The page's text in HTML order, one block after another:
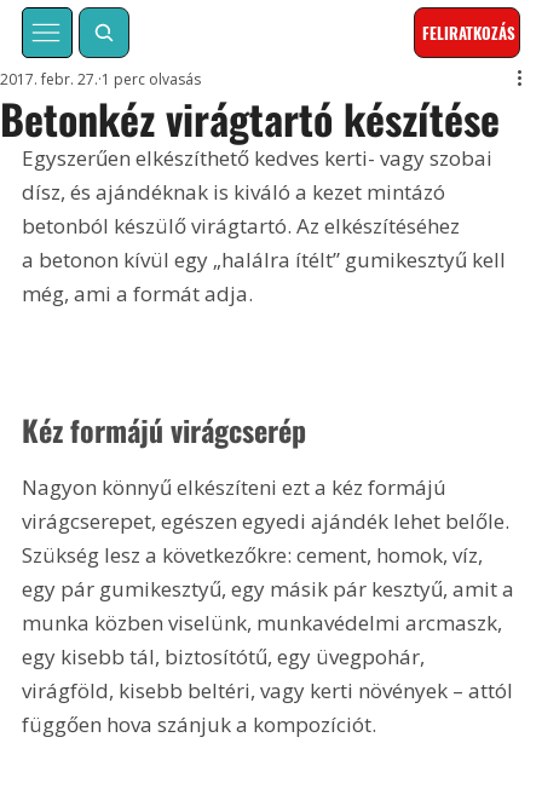
FELIRATKOZÁS
Betonkéz virágtartó készítése
2017. febr. 27. 1 perc olvasás
Egyszerűen elkészíthető kedves kerti- vagy szobai
dísz, és ajándéknak is kiváló a kezet mintázó
betonból készülő virágtartó. Az elkészítéséhez
a betonon kívül egy „halálra ítélt” gumikesztyű kell
még, ami a formát adja.
Kéz formájú virágcserép
Nagyon könnyű elkészíteni ezt a kéz formájú
virágcserepet, egészen egyedi ajándék lehet belőle.
Szükség lesz a következőkre: cement, homok, víz,
egy pár gumikesztyű, egy másik pár kesztyű, amit a
munka közben viselünk, munkavédelmi arcmaszk,
egy kisebb tál, biztosítótű, egy üvegpohár,
virágföld, kisebb beltéri, vagy kerti növények – attól
függően hova szánjuk a kompozíciót.